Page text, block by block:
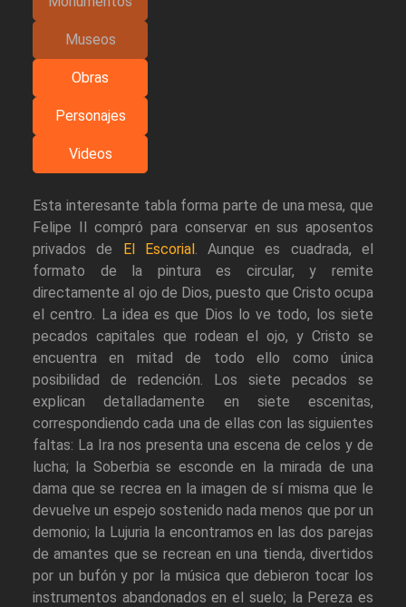
Museos
Obras
Personajes
Videos
Esta interesante tabla forma parte de una mesa, que
Felipe II compró para conservar en sus aposentos
privados de El Escorial. Aunque es cuadrada, el
formato de la pintura es circular, y remite
directamente al ojo de Dios, puesto que Cristo ocupa
el centro. La idea es que Dios lo ve todo, los siete
pecados capitales que rodean el ojo, y Cristo se
encuentra en mitad de todo ello como única
posibilidad de redención. Los siete pecados se
explican detalladamente en siete escenitas,
correspondiendo cada una de ellas con las siguientes
faltas: La Ira nos presenta una escena de celos y de
lucha; la Soberbia se esconde en la mirada de una
dama que se recrea en la imagen de sí misma que le
devuelve un espejo sostenido nada menos que por un
demonio; la Lujuria la encontramos en las dos parejas
de amantes que se recrean en una tienda, divertidos
por un bufón y por la música que debieron tocar los
instrumentos abandonados en el suelo; la Pereza es